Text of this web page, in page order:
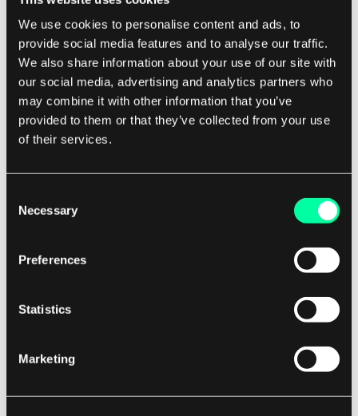
We use cookies to personalise content and ads, to
provide social media features and to analyse our traffic.
We also share information about your use of our site with
our social media, advertising and analytics partners who
may combine it with other information that you’ve
provided to them or that they’ve collected from your use
of their services.
Selection
Necessary
Preferences
Statistics
Marketing
spillelister, oppdage nytt innhold basert på dine
preferanser, og til og med motta anbefalinger
skreddersydd til din smak.
I tillegg til underholdning har strømming også
transformert måten bedrifter kommuniserer og
samarbeider på. Med fremveksten av
og kunder i sanntid, uansett hvor de befinner
tid, ettersom fjernarbeid og virtuelle
Som et programvarehus forstår vi viktigheten av
spesialiserer oss på å utvikle banebrytende